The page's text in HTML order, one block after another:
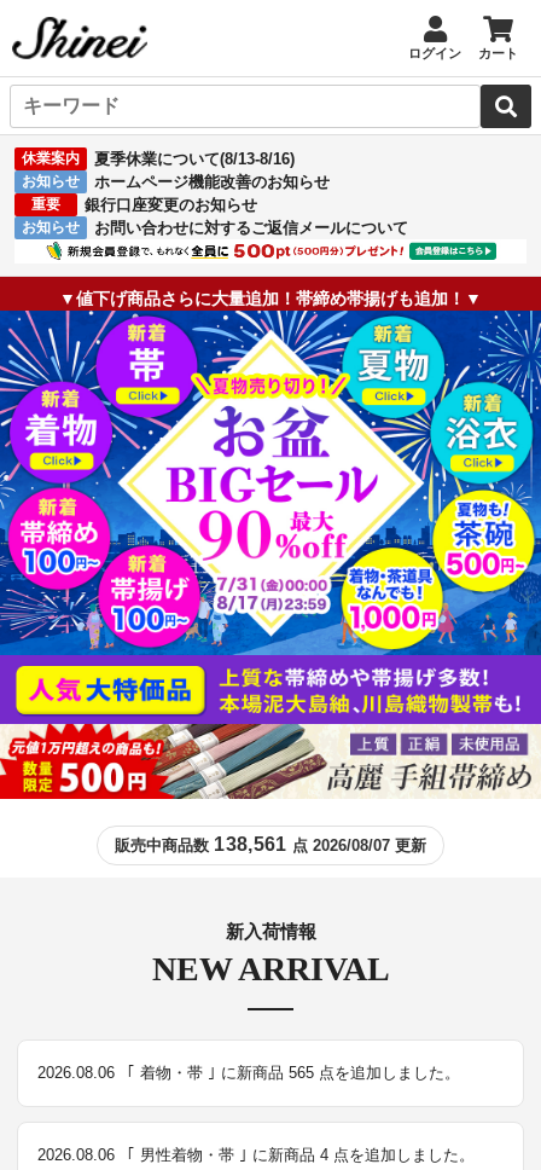
ログイン カート
休業案内 夏季休業について(8/13-8/16)
お知らせ ホームページ機能改善のお知らせ
重要 銀行口座変更のお知らせ
お知らせ お問い合わせに対するご返信メールについて
▼値下げ商品さらに大量追加！帯締め帯揚げも追加！▼
販売中商品数 138,561 点 2026/08/07 更新
NEW ARRIVAL
新入荷情報
2026.08.06 ｢ 着物・帯 ｣ に新商品 565 点を追加しました。
2026.08.06 ｢ 男性着物・帯 ｣ に新商品 4 点を追加しました。